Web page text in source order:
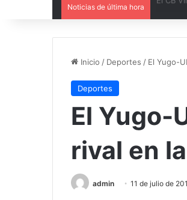
Noticias de última hora
Inicio / Deportes / El Yugo-
Deportes
El Yugo-
rival en
admin 11 de julio de